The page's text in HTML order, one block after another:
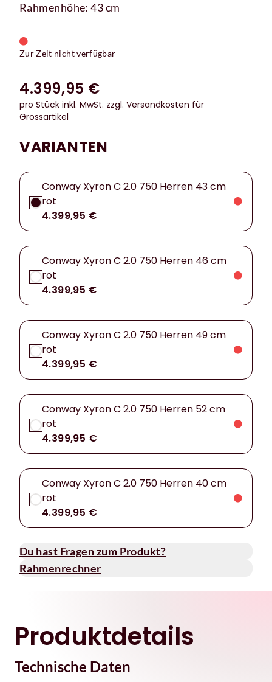
Rahmenhöhe: 43 cm
Zur Zeit nicht verfügbar
4.399,95 €
pro Stück inkl. MwSt. zzgl. Versandkosten für
Grossartikel
VARIANTEN
Conway Xyron C 2.0 750 Herren 43 cm
rot
4.399,95 €
Conway Xyron C 2.0 750 Herren 46 cm
rot
4.399,95 €
Conway Xyron C 2.0 750 Herren 49 cm
rot
4.399,95 €
Conway Xyron C 2.0 750 Herren 52 cm
rot
4.399,95 €
Conway Xyron C 2.0 750 Herren 40 cm
rot
4.399,95 €
Du hast Fragen zum Produkt?
Rahmenrechner
Produktdetails
Technische Daten